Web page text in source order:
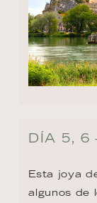
DÍA 5, 6
Esta joya
algunos de